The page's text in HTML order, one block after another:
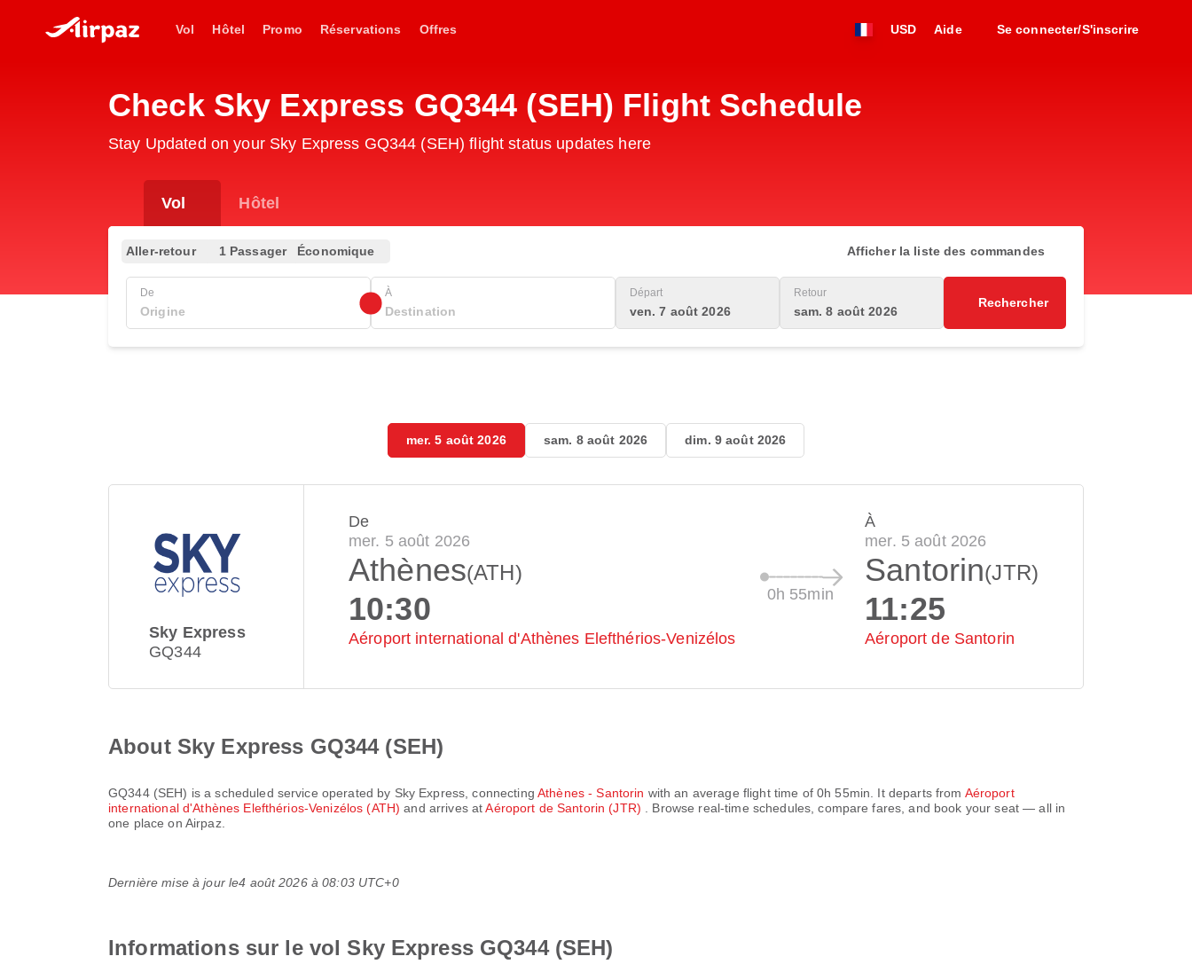
Vol Hôtel Promo Réservations Offres USD Aide Se connecter/S'inscrire
Check Sky Express GQ344 (SEH) Flight Schedule
Stay Updated on your Sky Express GQ344 (SEH) flight status updates here
Vol Hôtel
Aller-retour 1 Passager Économique Afficher la liste des commandes
De À Départ
ven. 7 août 2026
Retour
sam. 8 août 2026
Rechercher
mer. 5 août 2026 sam. 8 août 2026 dim. 9 août 2026
Sky Express
GQ344
De
mer. 5 août 2026
Athènes(ATH)
10:30
Aéroport international d'Athènes Elefthérios-Venizélos
0h 55min
À
mer. 5 août 2026
Santorin(JTR)
11:25
Aéroport de Santorin
About Sky Express GQ344 (SEH)
GQ344(SEH) is a scheduled service operated by Sky Express , connecting Athènes - Santorin with an average flight time of 0h 55min . It departs from Aéroport
international d'Athènes Elefthérios-Venizélos (ATH)and arrives atAéroport de Santorin (JTR)
. Browse real-time schedules, compare fares, and book your seat — all in
one place on Airpaz.
Dernière mise à jour le4 août 2026 à 08:03 UTC+0
Informations sur le vol Sky Express GQ344 (SEH)